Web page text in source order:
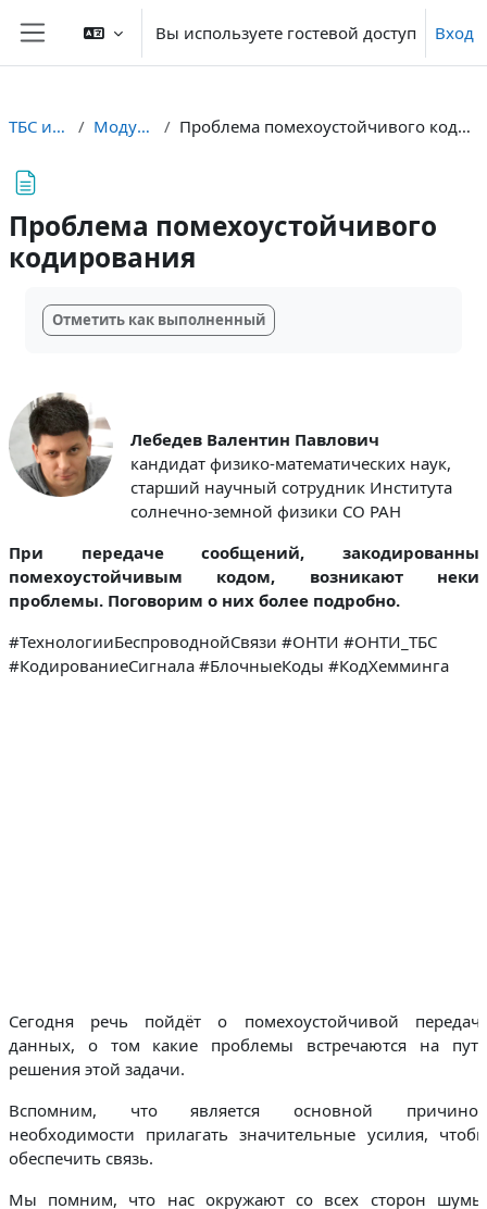
Перейти к основному содержанию
Боковая панель
Вы используете гостевой доступ Вход
ТБС и IoT Модуль 1 Проблема помехоустойчивого кодирования
Проблема помехоустойчивого
кодирования
Отметить как выполненный
Лебедев Валентин Павлович
кандидат физико-математических наук,
старший научный сотрудник Института
солнечно-земной физики СО РАН
При передаче сообщений,
помехоустойчивым кодом, возникают
проблемы. Поговорим о них более подробно.
#ТехнологииБеспроводнойСвязи #ОНТИ #ОНТИ_ТБС
#КодированиеСигнала #БлочныеКоды #КодХемминга
Сегодня речь пойдёт о помехоустойчивой
данных, о том какие проблемы встречаются на
решения этой задачи.
Вспомним, что является основной
необходимости прилагать значительные усилия,
обеспечить связь.
Мы помним, что нас окружают со всех сторон